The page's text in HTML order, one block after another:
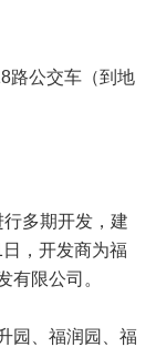
路公交车（到地
多期开发，建
，开发商为福
有限公司。
园、福润园、福